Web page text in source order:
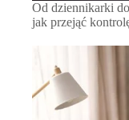
Od dziennikarki
jak przejąć